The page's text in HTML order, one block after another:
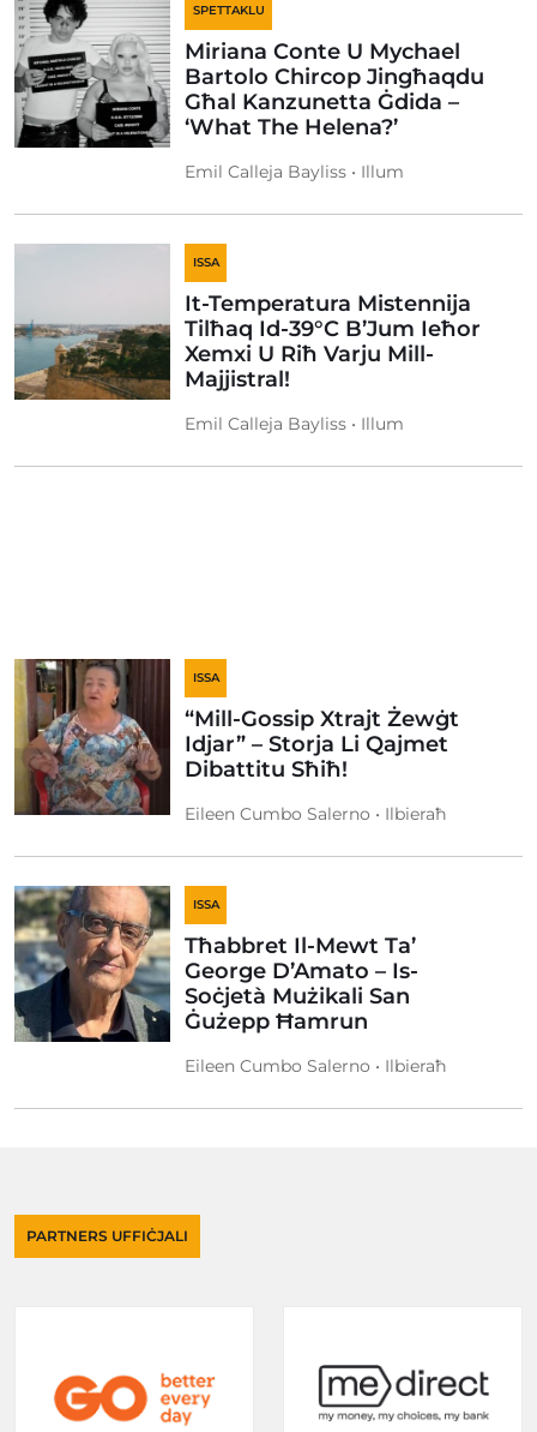
SPETTAKLU
Miriana Conte U Mychael
Bartolo Chircop Jingħaqdu
Għal Kanzunetta Ġdida –
‘What The Helena?’
Emil Calleja Bayliss • Illum
ISSA
It-Temperatura Mistennija
Tilħaq Id-39°C B’Jum Ieħor
Xemxi U Riħ Varju Mill-
Majjistral!
Emil Calleja Bayliss • Illum
ISSA
“Mill-Gossip Xtrajt Żewġt
Idjar” – Storja Li Qajmet
Dibattitu Sħiħ!
Eileen Cumbo Salerno • Ilbieraħ
ISSA
Tħabbret Il-Mewt Ta’
George D’Amato – Is-
Soċjetà Mużikali San
Ġużepp Ħamrun
Eileen Cumbo Salerno • Ilbieraħ
PARTNERS UFFIĊJALI